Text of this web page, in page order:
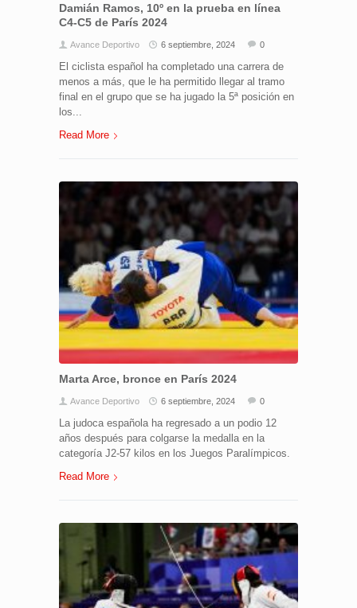
Damián Ramos, 10º en la prueba en línea
C4-C5 de París 2024
Avance Deportivo 6 septiembre, 2024 0
El ciclista español ha completado una carrera de
menos a más, que le ha permitido llegar al tramo
final en el grupo que se ha jugado la 5ª posición en
los...
Read More
Marta Arce, bronce en París 2024
Avance Deportivo 6 septiembre, 2024 0
La judoca española ha regresado a un podio 12
años después para colgarse la medalla en la
categoría J2-57 kilos en los Juegos Paralímpicos.
Read More